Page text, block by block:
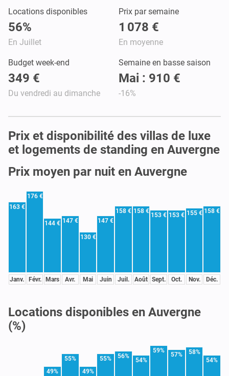
Locations disponibles
56%
En Juillet
Prix par semaine
1 078 €
En moyenne
Budget week-end
349 €
Du vendredi au dimanche
Semaine en basse saison
Mai : 910 €
-16%
Prix et disponibilité des villas de luxe
et logements de standing en Auvergne
Prix moyen par nuit en Auvergne
163 €
Janv.
176 €
Févr.
144 €
Mars
147 €
Avr.
130 €
Mai
147 €
Juin
158 €
Juil.
158 €
Août
153 €
Sept.
153 €
Oct.
155 €
Nov.
158 €
Déc.
Locations disponibles en Auvergne
(%)
49%
55%
49%
55% 56%
54%
59%
57% 58%
54%